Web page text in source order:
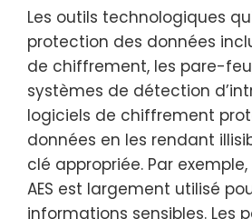
Les outils technologiques
protection des données
de chiffrement, les pare-
systèmes de détection
logiciels de chiffrement
données en les rendant
clé appropriée. Par
AES est largement utilisé
informations sensibles. Les